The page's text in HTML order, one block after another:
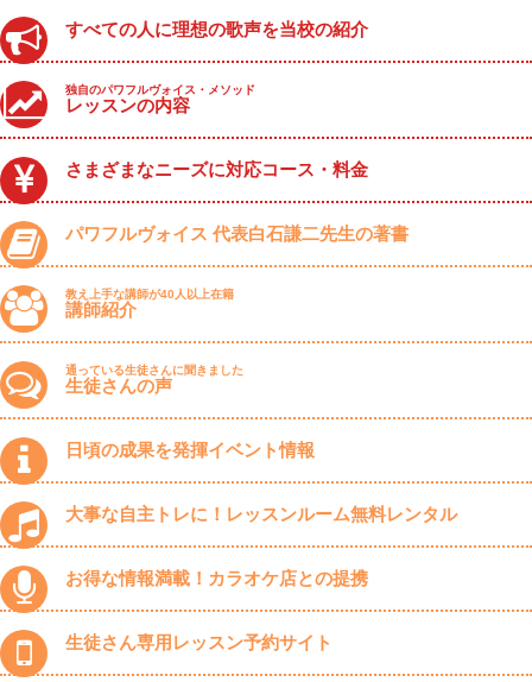
すべての人に理想の歌声を当校の紹介
独自のパワフルヴォイス・メソッド
レッスンの内容
さまざまなニーズに対応コース・料金
パワフルヴォイス 代表白石謙二先生の著書
教え上手な講師が40人以上在籍
講師紹介
通っている生徒さんに聞きました
生徒さんの声
日頃の成果を発揮イベント情報
大事な自主トレに！レッスンルーム無料レンタル
お得な情報満載！カラオケ店との提携
生徒さん専用レッスン予約サイト